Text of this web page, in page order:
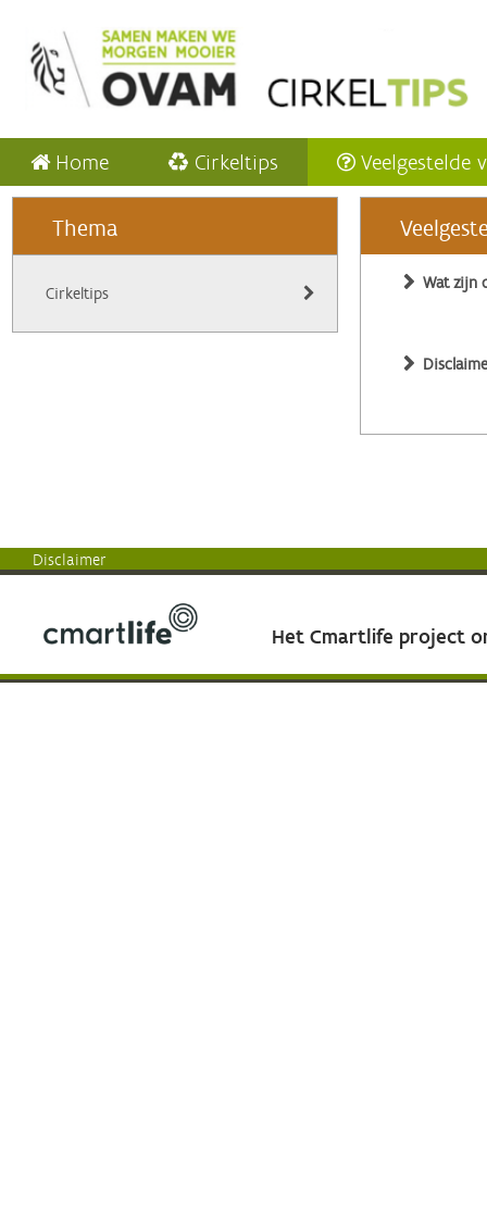
Home Cirkeltips Veelgestelde
Thema
Cirkeltips
Wat zijn
Disclaimer
Het Cmartlife project